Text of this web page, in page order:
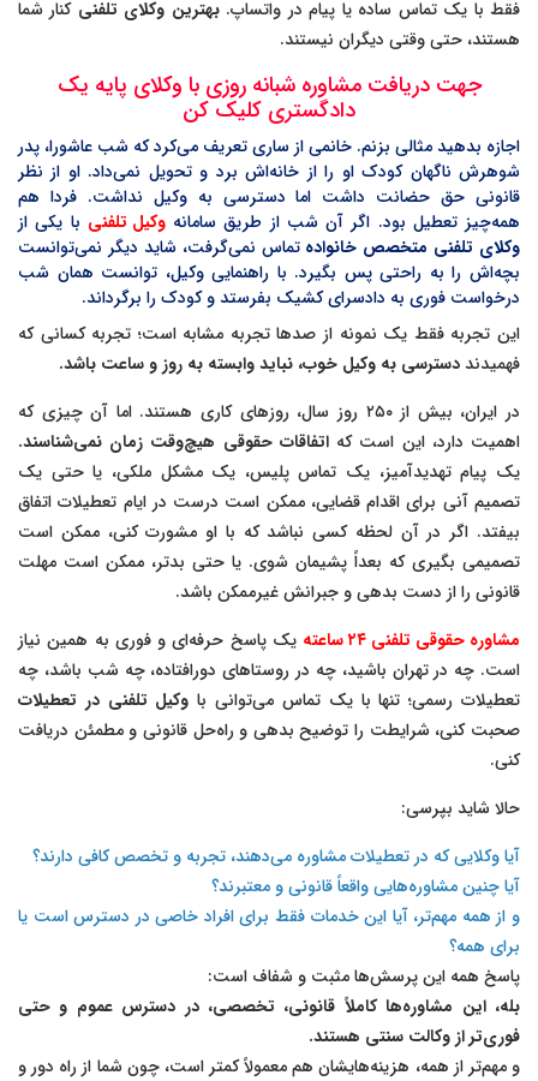
فقط با یک تماس ساده یا پیام در واتساپ.بهترین وکلای تلفنی کنار شما
هستند، حتی وقتی دیگران نیستند.
جهت دریافت مشاوره شبانه روزی با وکلای پایه یک
دادگستری کلیک کن
اجازه بدهید مثالی بزنم. خانمی از ساری تعریف می‌کرد که شب عاشورا، پدر
شوهرش ناگهان کودک او را از خانه‌اش برد و تحویل نمی‌داد. او از نظر
قانونی حق حضانت داشت اما دسترسی به وکیل نداشت. فردا هم
همه‌چیز تعطیل بود. اگر آن شب از طریق سامانهوکیل تلفنی با یکی از
وکلای تلفنی متخصص خانواده تماس نمی‌گرفت، شاید دیگر نمی‌توانست
بچه‌اش را به راحتی پس بگیرد. با راهنمایی وکیل، توانست همان شب
درخواست فوری به دادسرای کشیک بفرستد و کودک را برگرداند.
این تجربه فقط یک نمونه از صدها تجربه مشابه است؛ تجربه کسانی که
فهمیدنددسترسی به وکیل خوب، نباید وابسته به روز و ساعت باشد.
در ایران، بیش از ۲۵۰ روز سال، روزهای کاری هستند. اما آن چیزی که
اهمیت دارد، این است کهاتفاقات حقوقی هیچ‌وقت زمان نمی‌شناسند.
یک پیام تهدیدآمیز، یک تماس پلیس، یک مشکل ملکی، یا حتی یک
تصمیم آنی برای اقدام قضایی، ممکن است درست در ایام تعطیلات اتفاق
بیفتد. اگر در آن لحظه کسی نباشد که با او مشورت کنی، ممکن است
تصمیمی بگیری که بعداً پشیمان شوی. یا حتی بدتر، ممکن است مهلت
قانونی را از دست بدهی و جبرانش غیرممکن باشد.
مشاوره حقوقی تلفنی ۲۴ ساعته
یک پاسخ حرفه‌ای و فوری به همین نیاز
است. چه در تهران باشید، چه در روستاهای دورافتاده، چه شب باشد، چه
تعطیلات رسمی؛ تنها با یک تماس می‌توانی با وکیل تلفنی در تعطیلات
صحبت کنی، شرایطت را توضیح بدهی و راه‌حل قانونی و مطمئن دریافت
کنی.
حالا شاید بپرسی:
آیا وکلایی که در تعطیلات مشاوره می‌دهند، تجربه و تخصص کافی دارند؟
آیا چنین مشاوره‌هایی واقعاً قانونی و معتبرند؟
و از همه مهم‌تر، آیا این خدمات فقط برای افراد خاصی در دسترس است یا
برای همه؟
پاسخ همه این پرسش‌ها مثبت و شفاف است:
بله، این مشاوره‌ها کاملاً قانونی، تخصصی، در دسترس عموم و حتی
فوری‌تر از وکالت سنتی هستند.
و مهم‌تر از همه، هزینه‌هایشان هم معمولاً کمتر است، چون شما از راه دور و